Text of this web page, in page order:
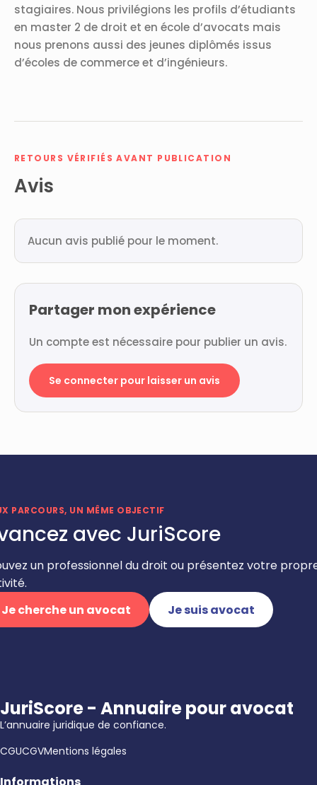
stagiaires. Nous privilégions les profils d’étudiants
en master 2 de droit et en école d’avocats mais
nous prenons aussi des jeunes diplômés issus
d’écoles de commerce et d’ingénieurs.
RETOURS VÉRIFIÉS AVANT PUBLICATION
Avis
Aucun avis publié pour le moment.
Partager mon expérience
Un compte est nécessaire pour publier un avis.
Se connecter pour laisser un avis
PARCOURS, UN MÊME OBJECTIF
avec JuriScore
un professionnel du droit ou présentez votre
Je cherche un avocat
Je suis avocat
JuriScore - Annuaire pour avocat
L’annuaire juridique de confiance.
CGUCGVMentions légales